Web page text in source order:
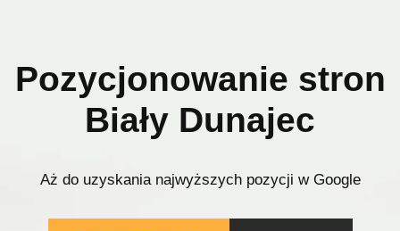
Pozycjonowanie stron
Biały Dunajec
Aż do uzyskania najwyższych pozycji w Google